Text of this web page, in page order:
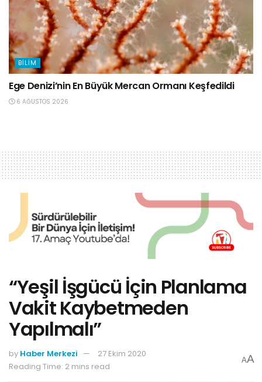
BILIM
Ege Denizi’nin En Büyük Mercan Ormanı Keşfedildi
6 AĞUSTOS 2026
“Yeşil İşgücü İçin Planlama
Vakit Kaybetmeden
Yapılmalı”
by Haber Merkezi
27 Ekim 2020
Reading Time: 2 mins read
AA